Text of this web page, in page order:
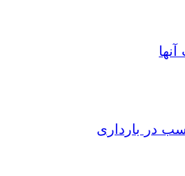
در بارداری